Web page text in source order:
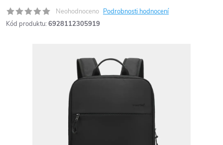
Neohodnoceno Podrobnosti hodnocení
Kód produktu: 6928112305919